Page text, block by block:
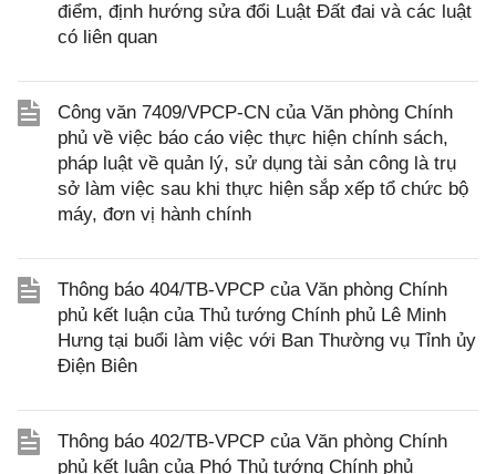
điểm, định hướng sửa đổi Luật Đất đai và các luật
có liên quan
Công văn 7409/VPCP-CN của Văn phòng Chính
phủ về việc báo cáo việc thực hiện chính sách,
pháp luật về quản lý, sử dụng tài sản công là trụ
sở làm việc sau khi thực hiện sắp xếp tổ chức bộ
máy, đơn vị hành chính
Thông báo 404/TB-VPCP của Văn phòng Chính
phủ kết luận của Thủ tướng Chính phủ Lê Minh
Hưng tại buổi làm việc với Ban Thường vụ Tỉnh ủy
Điện Biên
Thông báo 402/TB-VPCP của Văn phòng Chính
phủ kết luận của Phó Thủ tướng Chính phủ